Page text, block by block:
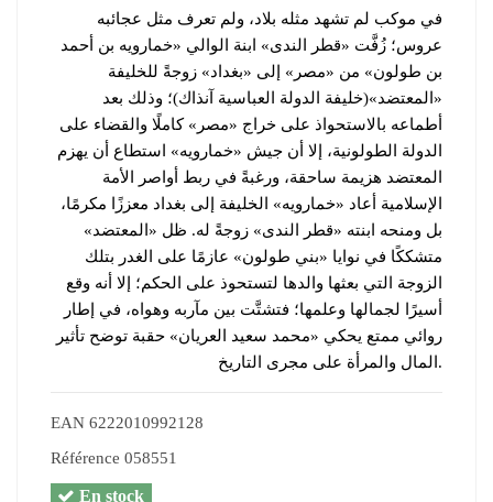
في موكب لم تشهد مثله بلاد، ولم تعرف مثل عجائبه
عروس؛ زُفَّت «قطر الندى» ابنة الوالي «خمارويه بن أحمد
بن طولون» من «مصر» إلى «بغداد» زوجةً للخليفة
«المعتضد»(خليفة الدولة العباسية آنذاك)؛ وذلك بعد
أطماعه بالاستحواذ على خراج «مصر» كاملًا والقضاء على
الدولة الطولونية، إلا أن جيش «خمارويه» استطاع أن يهزم
المعتضد هزيمة ساحقة، ورغبةً في ربط أواصر الأمة
الإسلامية أعاد «خمارويه» الخليفة إلى بغداد معززًا مكرمًا،
بل ومنحه ابنته «قطر الندى» زوجةً له. ظل «المعتضد»
متشككًا في نوايا «بني طولون» عازمًا على الغدر بتلك
الزوجة التي بعثها والدها لتستحوذ على الحكم؛ إلا أنه وقع
أسيرًا لجمالها وعلمها؛ فتشتَّت بين مآربه وهواه، في إطار
روائي ممتع يحكي «محمد سعيد العريان» حقبة توضح تأثير
المال والمرأة على مجرى التاريخ.
EAN 6222010992128
Référence 058551
En stock